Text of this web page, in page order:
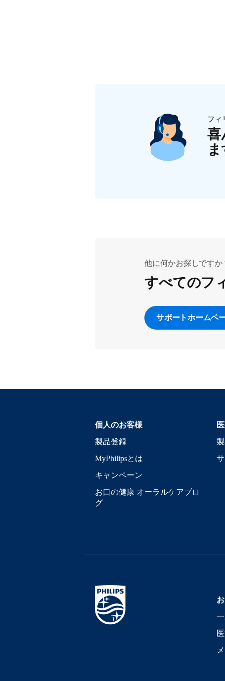
フィ
喜
他に何かお探しですか
すべてのフ
サポートホームペ
個人のお客様
製品登録
MyPhilipsとは
キャンペーン
お口の健康 オーラルケアブロ
グ